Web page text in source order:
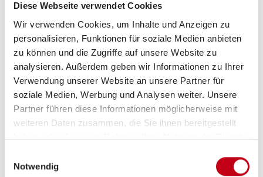
Diese Webseite verwendet Cookies
Wir verwenden Cookies, um Inhalte und Anzeigen zu
personalisieren, Funktionen für soziale Medien anbieten
zu können und die Zugriffe auf unsere Website zu
analysieren. Außerdem geben wir Informationen zu Ihrer
Verwendung unserer Website an unsere Partner für
soziale Medien, Werbung und Analysen weiter. Unsere
Partner führen diese Informationen möglicherweise mit
weiteren Daten zusammen, die Sie ihnen bereitgestellt
haben oder die sie im Rahmen Ihrer Nutzung der Dienste
Notwendig
Grundrissbeschreibung
Einzelbett